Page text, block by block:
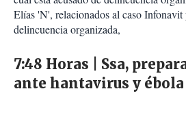
Elías 'N', relacionados al caso Infonavit
delincuencia organizada,
7:48 Horas | Ssa,
ante hantavirus y ébola